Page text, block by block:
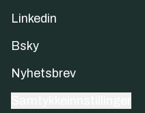
Linkedin
Bsky
Nyhetsbrev